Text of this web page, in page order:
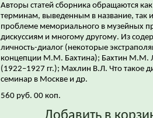
Авторы статей сборника обращаются
терминам, выведенным в название, так
проблеме мемориального в музейных
дискуссиям и многому другому. Из
личность-диалог (некоторые
концепции М.М. Бахтина); Бахтин М.М.
(1922–1927 гг.); Махлин В.Л. Что такое
семинар в Москве и др.
560 руб. 00 коп.